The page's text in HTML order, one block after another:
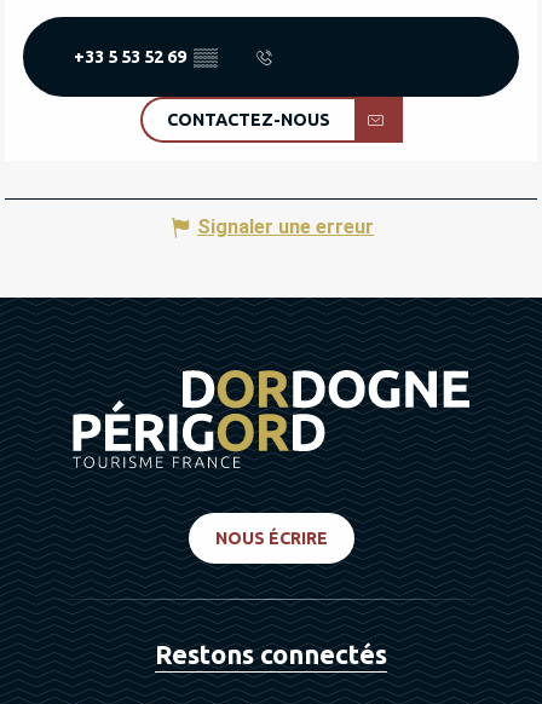
+33 5 53 52 69 ▒▒
CONTACTEZ-NOUS
Signaler une erreur
NOUS ÉCRIRE
Restons connectés